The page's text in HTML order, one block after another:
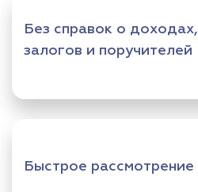
Без справок о доходах,
залогов и поручителей
Быстрое рассмотрение